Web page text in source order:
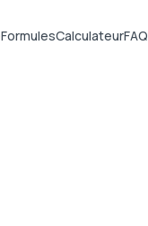
FormulesCalculateurFAQ